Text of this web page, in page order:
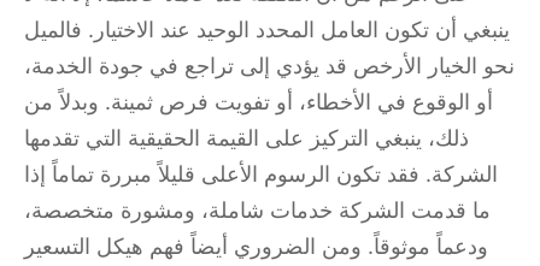
ينبغي أن تكون العامل المحدد الوحيد عند الاختيار. فالميل
نحو الخيار الأرخص قد يؤدي إلى تراجع في جودة الخدمة،
أو الوقوع في الأخطاء، أو تفويت فرص ثمينة. وبدلاً من
ذلك، ينبغي التركيز على القيمة الحقيقية التي تقدمها
الشركة. فقد تكون الرسوم الأعلى قليلاً مبررة تماماً إذا
ما قدمت الشركة خدمات شاملة، ومشورة متخصصة،
ودعماً موثوقاً. ومن الضروري أيضاً فهم هيكل التسعير